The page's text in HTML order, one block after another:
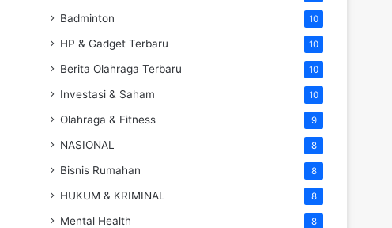
Badminton 10
HP & Gadget Terbaru 10
Berita Olahraga Terbaru 10
Investasi & Saham 10
Olahraga & Fitness 9
NASIONAL 8
Bisnis Rumahan 8
HUKUM & KRIMINAL 8
Mental Health 8